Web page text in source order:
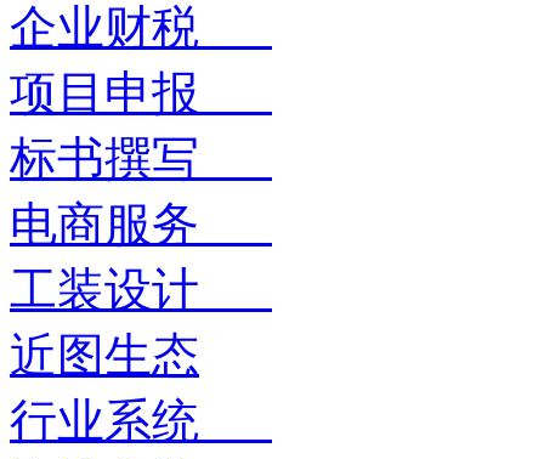
企业财税
项目申报
标书撰写
电商服务
工装设计
近图生态
行业系统